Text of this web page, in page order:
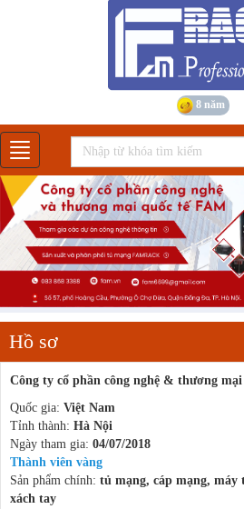
8 năm
Gian hàng
Hồ sơ
Công ty cổ phần công nghệ & thương
Quốc gia: Việt Nam
Tỉnh thành: Hà Nội
Ngày tham gia: 04/07/2018
Thành viên vàng
Sản phẩm chính: tủ mạng, cáp mạng,
xách tay